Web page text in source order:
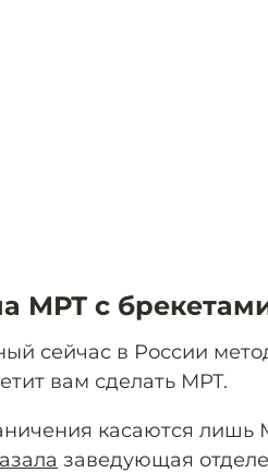
МРТ с
сейчас в России
вам сделать МРТ.
касаются лишь
заведующая